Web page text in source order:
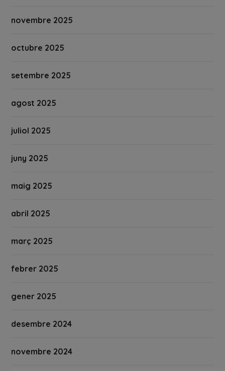
novembre 2025
octubre 2025
setembre 2025
agost 2025
juliol 2025
juny 2025
maig 2025
abril 2025
març 2025
febrer 2025
gener 2025
desembre 2024
novembre 2024